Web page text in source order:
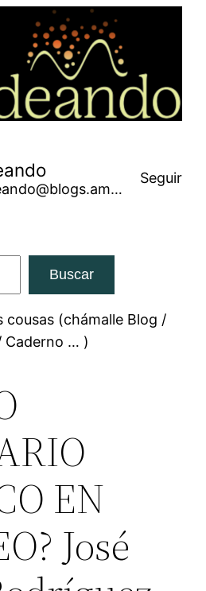
@ribadeando@blogs.amarinha.gal
Seguir
Buscar
cousas (chámalle Blog /
Caderno … )
EN
José